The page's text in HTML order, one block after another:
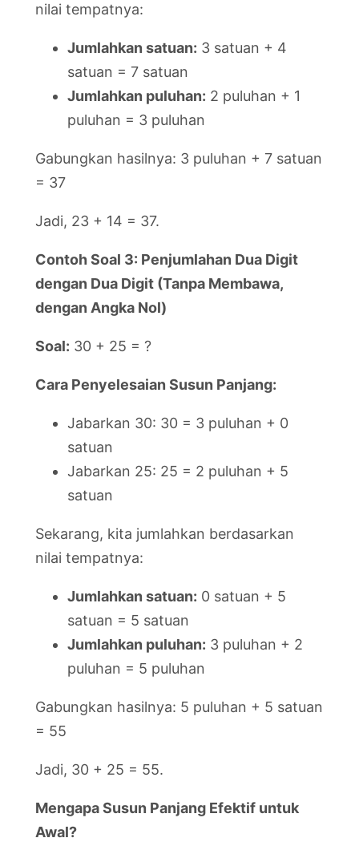
nilai tempatnya:
Jumlahkan satuan: 3 satuan + 4
satuan = 7 satuan
Jumlahkan puluhan: 2 puluhan + 1
puluhan = 3 puluhan
Gabungkan hasilnya: 3 puluhan + 7 satuan
= 37
Jadi, 23 + 14 = 37.
Contoh Soal 3: Penjumlahan Dua Digit
dengan Dua Digit (Tanpa Membawa,
dengan Angka Nol)
Soal: 30 + 25 = ?
Cara Penyelesaian Susun Panjang:
Jabarkan 30: 30 = 3 puluhan + 0
satuan
Jabarkan 25: 25 = 2 puluhan + 5
satuan
Sekarang, kita jumlahkan berdasarkan
nilai tempatnya:
Jumlahkan satuan: 0 satuan + 5
satuan = 5 satuan
Jumlahkan puluhan: 3 puluhan + 2
puluhan = 5 puluhan
Gabungkan hasilnya: 5 puluhan + 5 satuan
= 55
Jadi, 30 + 25 = 55.
Mengapa Susun Panjang Efektif untuk
Awal?